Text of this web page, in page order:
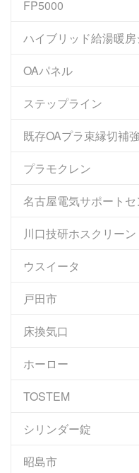
FP5000
ハイブリッド給湯暖
OAパネル
ステップライン
既存OAプラ束縁切補強
プラモクレン
名古屋電気サポート
川口技研ホスクリーン
ウスイータ
戸田市
床換気口
ホーロー
TOSTEM
シリンダー錠
昭島市